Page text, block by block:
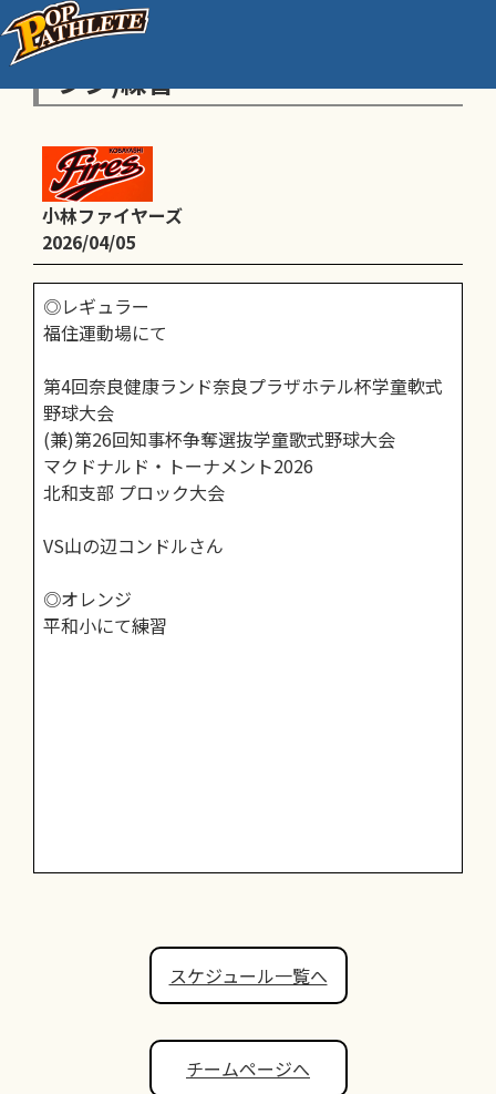
(レギュラー)知事杯予選／(オレ
ンジ)練習
小林ファイヤーズ
2026/04/05
◎レギュラー
福住運動場にて
第4回奈良健康ランド奈良プラザホテル杯学童軟式
野球大会
(兼)第26回知事杯争奪選抜学童歌式野球大会
マクドナルド・トーナメント2026
北和支部 プロック大会
VS山の辺コンドルさん
◎オレンジ
平和小にて練習
スケジュール一覧へ
チームページへ